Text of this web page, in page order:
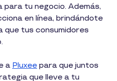
tu negocio. Además,
en línea, brindándote
que tus consumidores
a Pluxee para que juntos
que lleve a tu